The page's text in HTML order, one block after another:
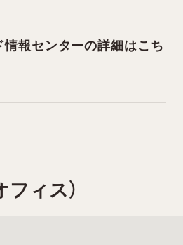
報センターの詳細はこち
フィス）